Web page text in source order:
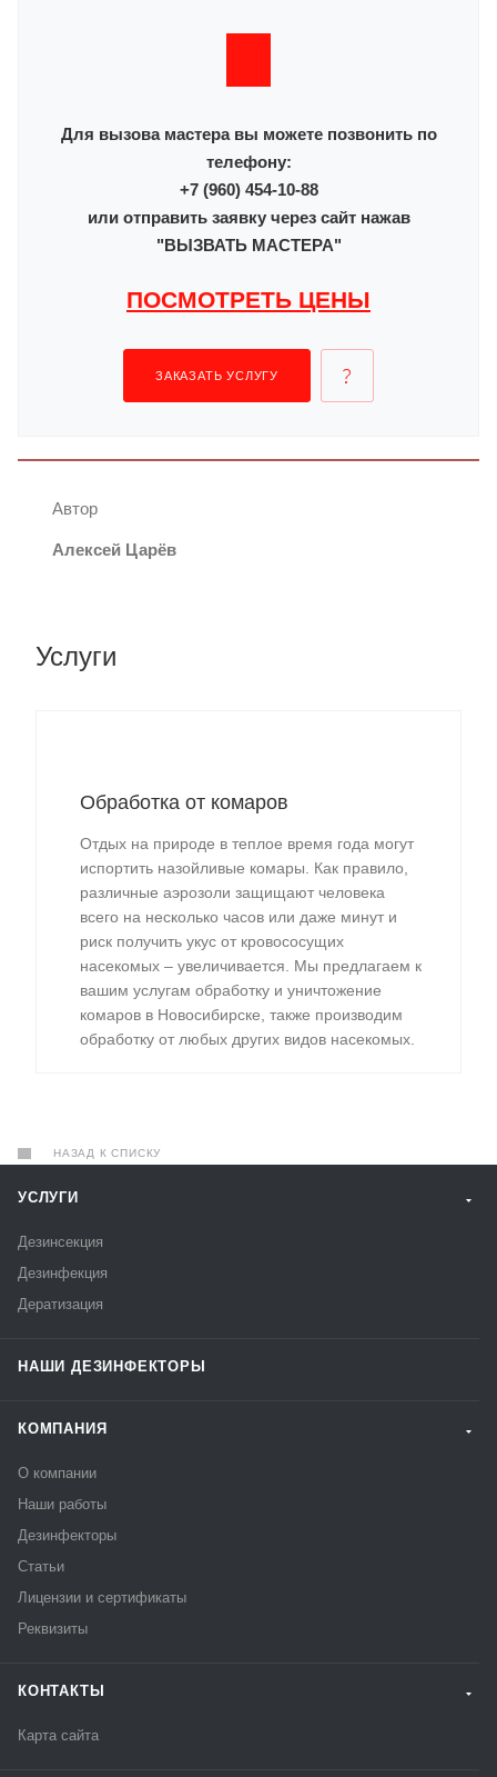
Для вызова мастера вы можете позвонить по
телефону:
+7 (960) 454-10-88
или отправить заявку через сайт нажав
"ВЫЗВАТЬ МАСТЕРА"
ПОСМОТРЕТЬ ЦЕНЫ
ЗАКАЗАТЬ УСЛУГУ
Автор
Алексей Царёв
Услуги
Обработка от комаров
Отдых на природе в теплое время года могут
испортить назойливые комары. Как правило,
различные аэрозоли защищают человека
всего на несколько часов или даже минут и
риск получить укус от кровососущих
насекомых – увеличивается. Мы предлагаем к
вашим услугам обработку и уничтожение
комаров в Новосибирске, также производим
обработку от любых других видов насекомых.
НАЗАД К СПИСКУ
УСЛУГИ
Дезинсекция
Дезинфекция
Дератизация
НАШИ ДЕЗИНФЕКТОРЫ
КОМПАНИЯ
О компании
Наши работы
Дезинфекторы
Статьи
Лицензии и сертификаты
Реквизиты
КОНТАКТЫ
Карта сайта